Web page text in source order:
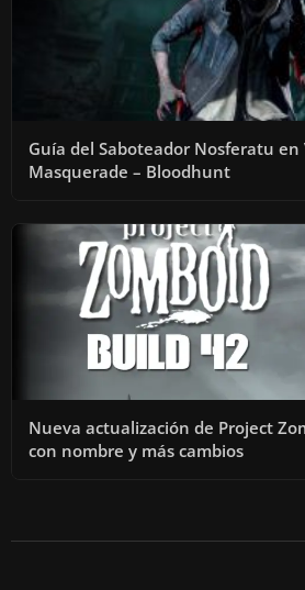
Guía del Saboteador Nosferatu en
Masquerade – Bloodhunt
Nueva actualización de Project
con nombre y más cambios